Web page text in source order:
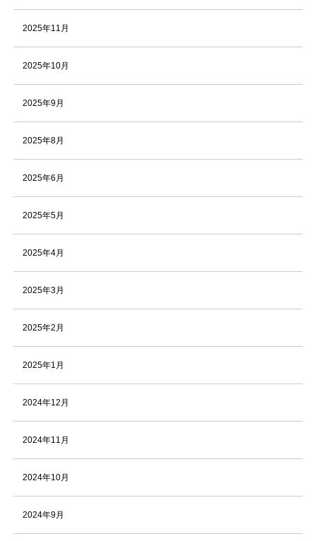
2025年11月
2025年10月
2025年9月
2025年8月
2025年6月
2025年5月
2025年4月
2025年3月
2025年2月
2025年1月
2024年12月
2024年11月
2024年10月
2024年9月